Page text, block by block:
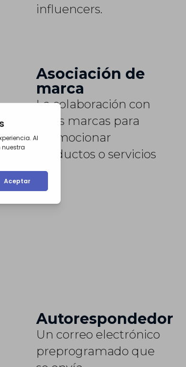
influencers.
Asociación de
marca
La colaboración con
otras marcas para
promocionar
productos o servicios
Autorespondedor
Un correo electrónico
preprogramado que